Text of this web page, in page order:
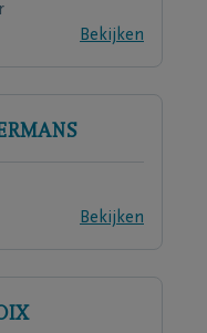
Bekijken
Bekijken